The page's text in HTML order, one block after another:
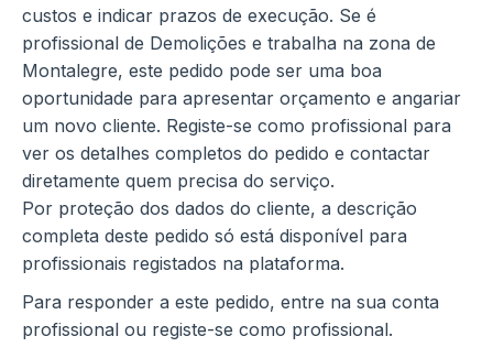
custos e indicar prazos de execução. Se é
profissional de Demolições e trabalha na zona de
Montalegre, este pedido pode ser uma boa
oportunidade para apresentar orçamento e angariar
um novo cliente. Registe-se como profissional para
ver os detalhes completos do pedido e contactar
diretamente quem precisa do serviço.
Por proteção dos dados do cliente, a descrição
completa deste pedido só está disponível para
profissionais registados na plataforma.
Para responder a este pedido, entre na sua conta
profissional ou registe-se como profissional.